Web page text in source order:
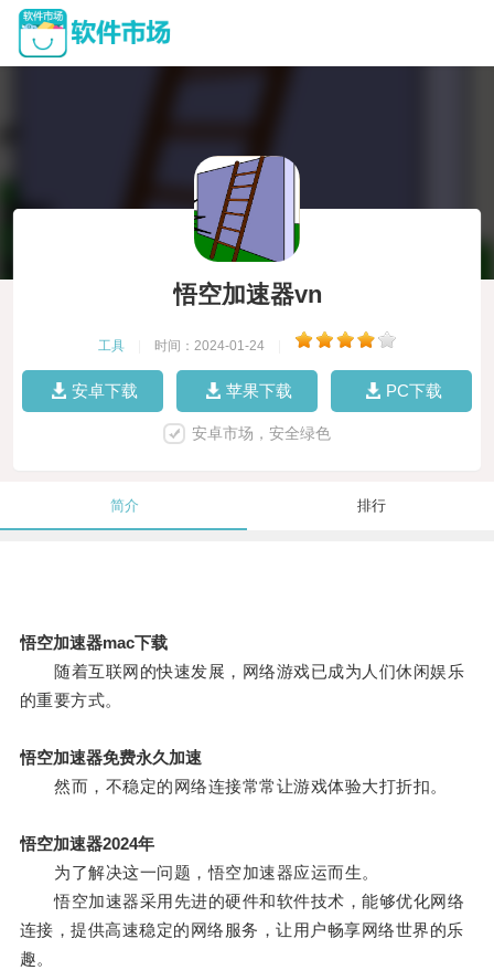
悟空加速器vn
工具 时间：2024-01-24
安卓下载 苹果下载 PC下载
安卓市场，安全绿色
简介 排行
悟空加速器mac下载
随着互联网的快速发展，网络游戏已成为人们休闲娱乐
的重要方式。
悟空加速器免费永久加速
然而，不稳定的网络连接常常让游戏体验大打折扣。
悟空加速器2024年
为了解决这一问题，悟空加速器应运而生。
悟空加速器采用先进的硬件和软件技术，能够优化网络
连接，提供高速稳定的网络服务，让用户畅享网络世界的乐
趣。